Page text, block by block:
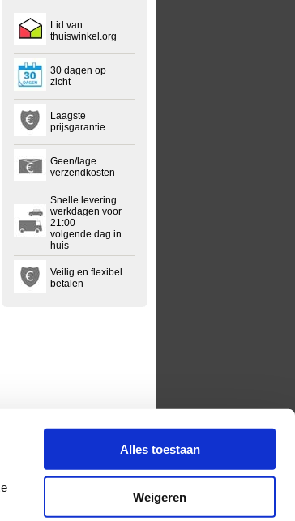
Alles toestaan
Weigeren
Lid van
thuiswinkel.org
30 dagen op
zicht
Laagste
prijsgarantie
Geen/lage
verzendkosten
Snelle levering
werkdagen voor
21:00
volgende dag in
huis
Veilig en flexibel
betalen